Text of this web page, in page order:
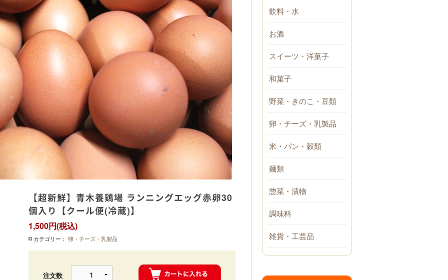
【超新鮮】青木養鶏場 ランニングエッグ赤卵30
個入り【クール便(冷蔵)】
1,500円(税込)
カテゴリー： 卵・チーズ・乳製品
注文数
飲料・水
お酒
スイーツ・洋菓子
和菓子
野菜・きのこ・豆類
卵・チーズ・乳製品
米・パン・穀類
麺類
惣菜・漬物
調味料
雑貨・工芸品